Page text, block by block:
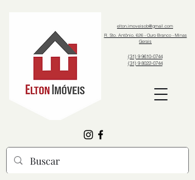
(31) 9 8022-0744
elton.imoveisob@gmail.com
R. Sto. Antônio, 626 - Ouro Branco - Minas
Gerais
(31) 9 9610-0744